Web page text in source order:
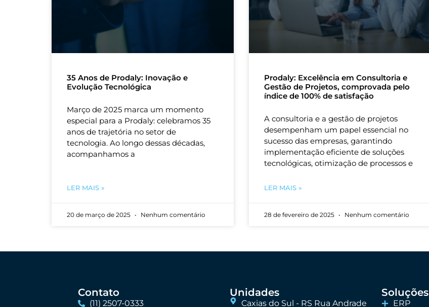
35 Anos de Prodaly: Inovação e
Evolução Tecnológica
Março de 2025 marca um momento
especial para a Prodaly: celebramos 35
anos de trajetória no setor de
tecnologia. Ao longo dessas décadas,
acompanhamos a
LER MAIS »
20 de março de 2025 Nenhum comentário
Prodaly: Excelência em Consultoria e
Gestão de Projetos, comprovada pelo
índice de 100% de satisfação
A consultoria e a gestão de projetos
desempenham um papel essencial no
sucesso das empresas, garantindo
implementação eficiente de soluções
tecnológicas, otimização de processos e
LER MAIS »
28 de fevereiro de 2025 Nenhum comentário
Contato
(11) 2507-0333
Unidades
Caxias do Sul - RS Rua Andrade
Soluções
ERP